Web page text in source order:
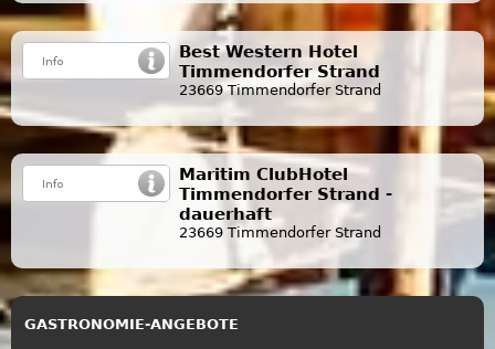
Best Western Hotel
Timmendorfer Strand
23669 Timmendorfer Strand
Maritim ClubHotel
Timmendorfer Strand -
dauerhaft
23669 Timmendorfer Strand
GASTRONOMIE-ANGEBOTE